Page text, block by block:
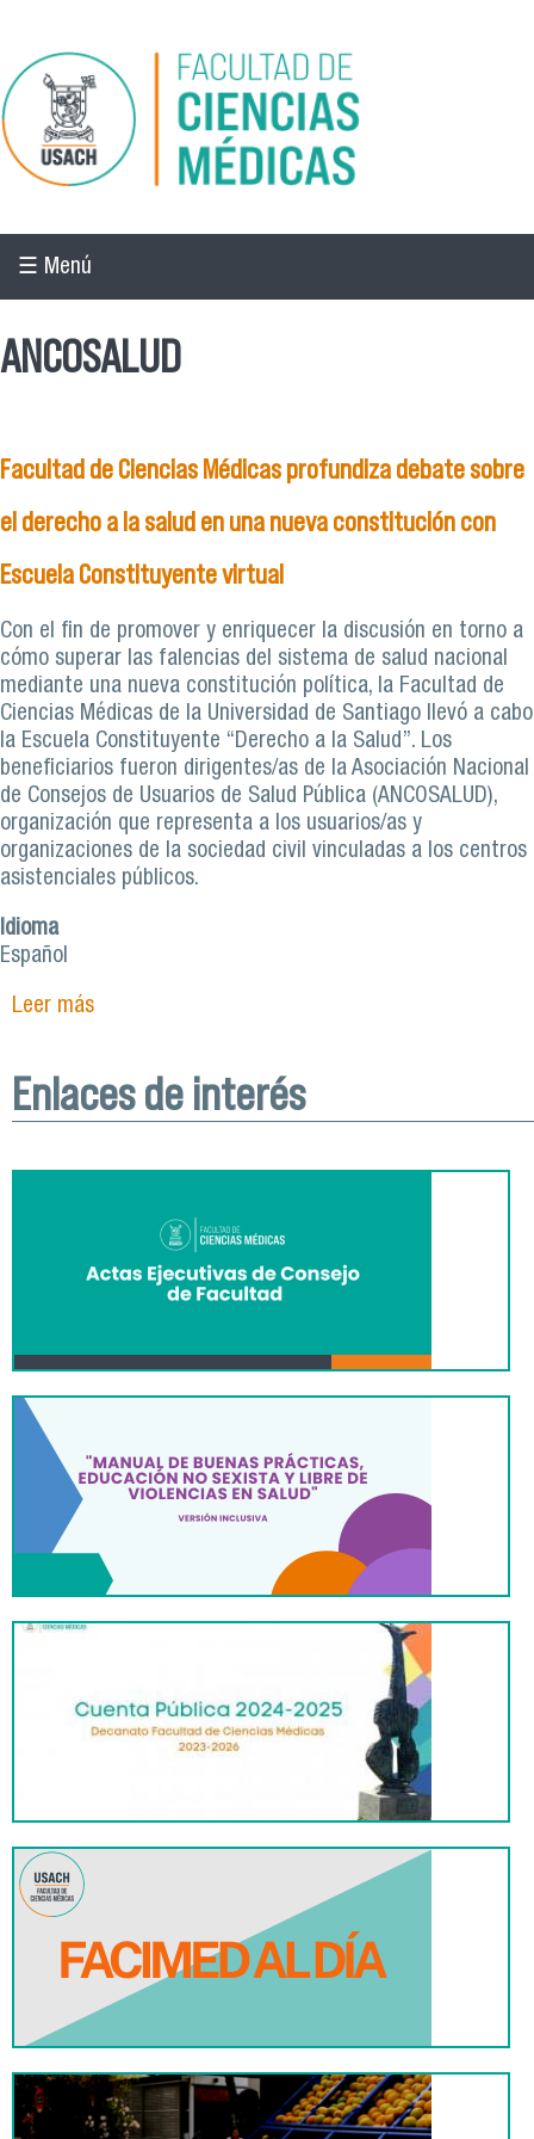
Pasar al contenido principal
☰ Menú
ANCOSALUD
Facultad de Ciencias Médicas profundiza debate sobre
el derecho a la salud en una nueva constitución con
Escuela Constituyente virtual
Con el fin de promover y enriquecer la discusión en torno a
cómo superar las falencias del sistema de salud nacional
mediante una nueva constitución política, la Facultad de
Ciencias Médicas de la Universidad de Santiago llevó a cabo
la Escuela Constituyente “Derecho a la Salud”. Los
beneficiarios fueron dirigentes/as de la Asociación Nacional
de Consejos de Usuarios de Salud Pública (ANCOSALUD),
organización que representa a los usuarios/as y
organizaciones de la sociedad civil vinculadas a los centros
asistenciales públicos.
Idioma
Español
Leer mássobre Facultad de Ciencias Médicas profundiza
Enlaces de interés